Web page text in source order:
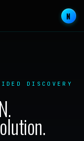
N
DISCOVERY